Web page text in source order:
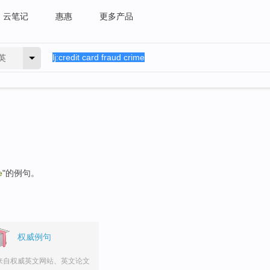
云笔记 惠惠 更多产品
"的例句。
权威例句
自权威英文网站、英文论文